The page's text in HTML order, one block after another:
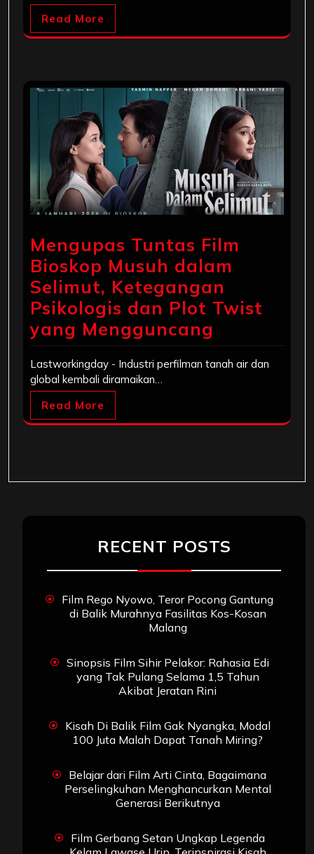
Read More
Mengupas Tuntas Film
Bioskop Musuh dalam
Selimut, Ketegangan
Psikologis dan Plot Twist
yang Mengguncang
Lastworkingday - Industri perfilman tanah air dan
global kembali diramaikan…
Read More
RECENT POSTS
Film Rego Nyowo, Teror Pocong Gantung
di Balik Murahnya Fasilitas Kos-Kosan
Malang
Sinopsis Film Sihir Pelakor: Rahasia Edi
yang Tak Pulang Selama 1,5 Tahun
Akibat Jeratan Rini
Kisah Di Balik Film Gak Nyangka, Modal
100 Juta Malah Dapat Tanah Miring?
Belajar dari Film Arti Cinta, Bagaimana
Perselingkuhan Menghancurkan Mental
Generasi Berikutnya
Film Gerbang Setan Ungkap Legenda